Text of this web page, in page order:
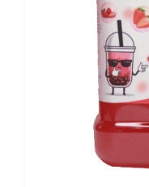
AÑADIR